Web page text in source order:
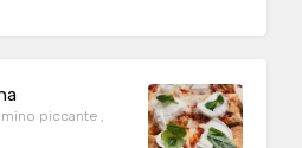
piccante ,